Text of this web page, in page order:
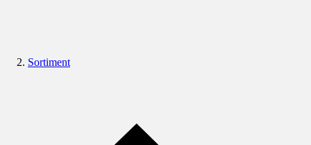
Sortiment